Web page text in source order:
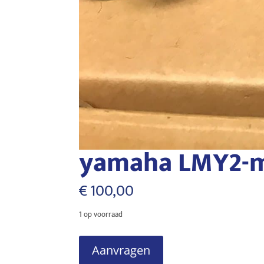
yamaha LMY2-
€100,00
1 op voorraad
yamaha
LMY2-
Aanvragen